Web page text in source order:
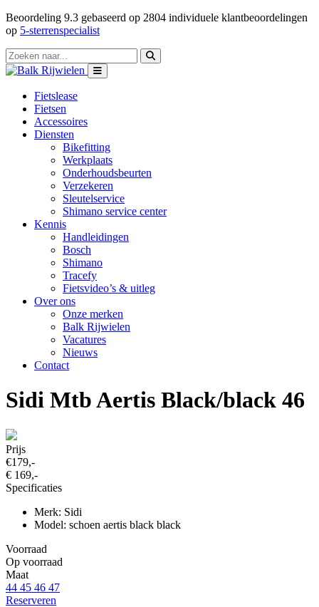
Beoordeling 9.3 gebaseerd op 2804 individuele klantbeoordelingen
op 5-sterrenspecialist
Fietslease
Fietsen
Accessoires
Diensten
Bikefitting
Werkplaats
Onderhoudsbeurten
Verzekeren
Sleutelservice
Shimano service center
Kennis
Handleidingen
Bosch
Shimano
Tracefy
Fietsvideo’s & uitleg
Over ons
Onze merken
Balk Rijwielen
Vacatures
Nieuws
Contact
Sidi Mtb Aertis Black/black 46
Prijs
€179,-
€ 169,-
Specificaties
Merk: Sidi
Model: schoen aertis black black
Voorraad
Op voorraad
Maat
44 45 46 47
Reserveren